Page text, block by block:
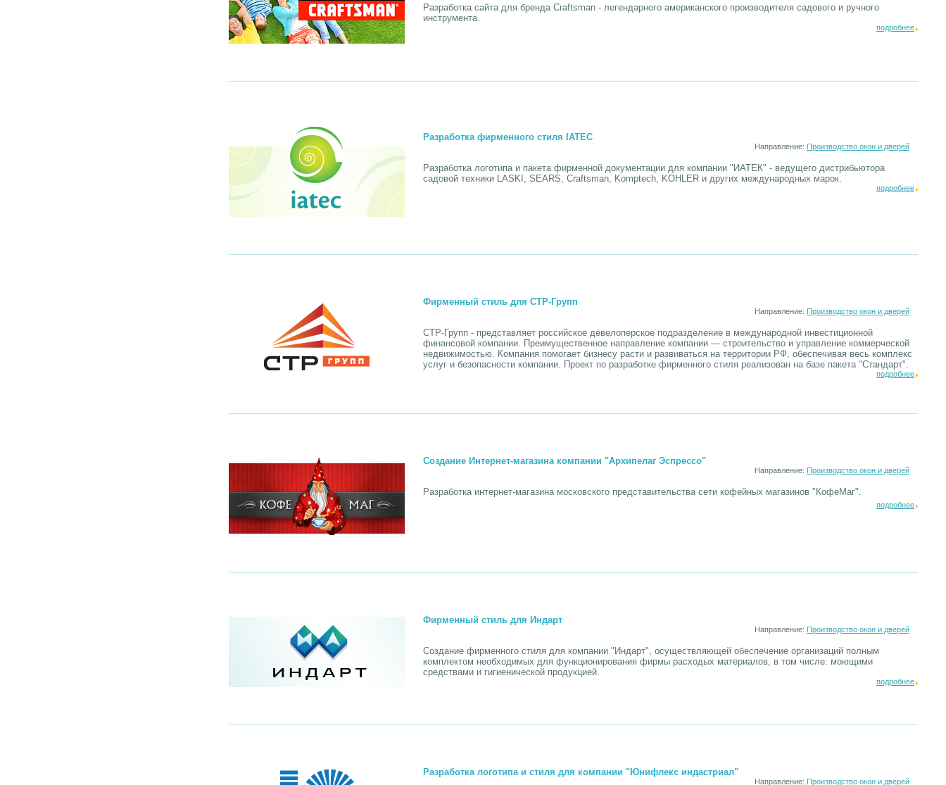
Разработка сайта для бренда Craftsman - легендарного американского производителя садового и ручного
инструмента.
подробнее
Разработка фирменного стиля IATEC
Направление: Производство окон и дверей
Разработка логотипа и пакета фирменной документации для компании "ИАТЕК" - ведущего дистрибьютора
садовой техники LASKI, SEARS, Craftsman, Komptech, KOHLER и других международных марок.
подробнее
Фирменный стиль для СТР-Групп
Направление: Производство окон и дверей
СТР-Групп - представляет российское девелоперское подразделение в международной инвестиционной
финансовой компании. Преимущественное направление компании — строительство и управление коммерческой
недвижимостью. Компания помогает бизнесу расти и развиваться на территории РФ, обеспечивая весь комплекс
услуг и безопасности компании. Проект по разработке фирменного стиля реализован на базе пакета "Стандарт".
подробнее
Создание Интернет-магазина компании "Архипелаг Эспрессо"
Направление: Производство окон и дверей
Разработка интернет-магазина московского представительства сети кофейных магазинов "КофеМаг".
подробнее
Фирменный стиль для Индарт
Направление: Производство окон и дверей
Создание фирменного стиля для компании "Индарт", осуществляющей обеспечение организаций полным
комплектом необходимых для функционирования фирмы расходых материалов, в том числе: моющими
средствами и гигиенической продукцией.
подробнее
Разработка логотипа и стиля для компании "Юнифлекс индастриал"
Направление: Производство окон и дверей